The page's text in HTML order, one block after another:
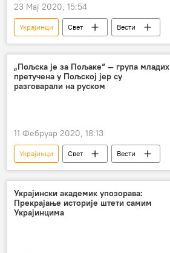
23 Мај 2020, 15:54
Украјинци Свет
Вести
Црна Гора
пљачка Регион
„Пољска је за Пољаке“ — група младих
претучена у Пољској јер су
разговарали на руском
11 Фебруар 2020, 18:13
Украјинци Свет
Вести
нападачи
непознати нападачи
Белорусија
Украјински академик упозорава:
Прекрајање историје штети самим
Украјинцима